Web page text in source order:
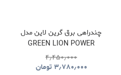
چندراهی برق گرین لاین مدل
GREEN LION POWER
SOCKET GL-PS8A
GNPS7UPDUKBK
۴٫۴۵۰٫۰۰۰
۳٫۷۸۰٫۰۰۰ تومان